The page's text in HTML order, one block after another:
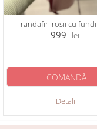
Trandafiri rosii cu
999 lei
Detalii
COMANDĂ